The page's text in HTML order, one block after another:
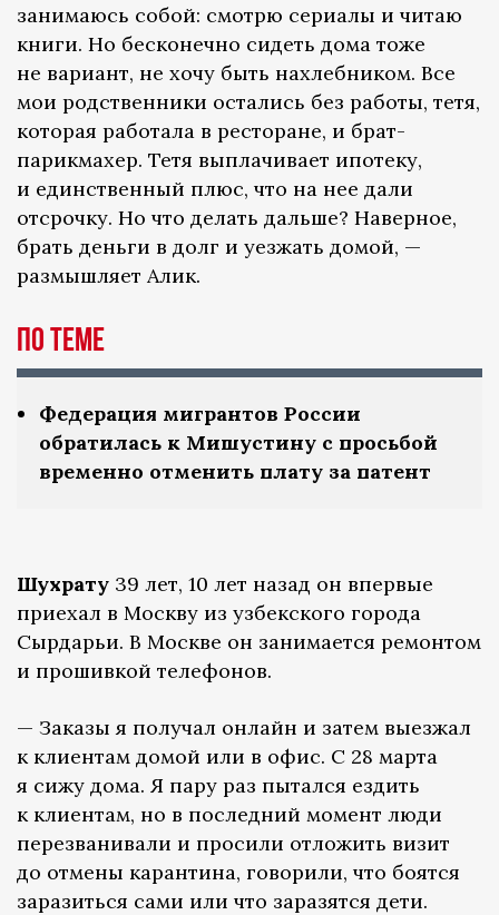
занимаюсь собой: смотрю сериалы и читаю
книги. Но бесконечно сидеть дома тоже
не вариант, не хочу быть нахлебником. Все
мои родственники остались без работы, тетя,
которая работала в ресторане, и брат-
парикмахер. Тетя выплачивает ипотеку,
и единственный плюс, что на нее дали
отсрочку. Но что делать дальше? Наверное,
брать деньги в долг и уезжать домой, —
размышляет Алик.
По теме
Федерация мигрантов России
обратилась к Мишустину с просьбой
временно отменить плату за патент
Шухрату 39 лет, 10 лет назад он впервые
приехал в Москву из узбекского города
Сырдарьи. В Москве он занимается ремонтом
и прошивкой телефонов.
— Заказы я получал онлайн и затем выезжал
к клиентам домой или в офис. С 28 марта
я сижу дома. Я пару раз пытался ездить
к клиентам, но в последний момент люди
перезванивали и просили отложить визит
до отмены карантина, говорили, что боятся
заразиться сами или что заразятся дети.